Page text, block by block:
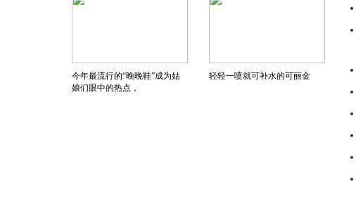
今年最流行的“晚晚鞋”成为姑
娘们眼中的热点，
轻轻一喷就可补水的可丽金